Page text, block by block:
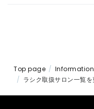
Top page Information
ラシク取扱サロン一覧を